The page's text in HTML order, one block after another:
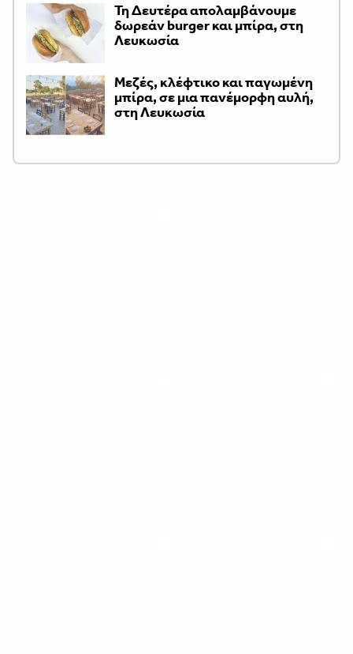
Τη Δευτέρα απολαμβάνουμε
δωρεάν burger και μπίρα, στη
Λευκωσία
Μεζές, κλέφτικο και παγωμένη
μπίρα, σε μια πανέμορφη αυλή,
στη Λευκωσία